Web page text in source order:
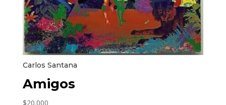
Carlos Santana
Amigos
$20.000